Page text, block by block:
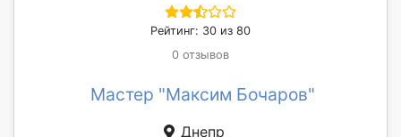
Рейтинг: 30 из 80
0 отзывов
Мастер "Максим Бочаров"
Днепр